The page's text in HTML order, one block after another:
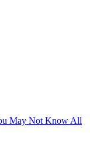
May Not Know All